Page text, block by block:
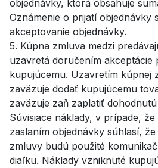
objednávky, ktorá obsahuje
Oznámenie o prijatí objednávky
akceptovanie objednávky.
5. Kúpna zmluva medzi
uzavretá doručením akceptácie
kupujúcemu. Uzavretím kúpnej
zaväzuje dodať kupujúcemu
zaväzuje zaň zaplatiť
Súvisiace náklady, v prípade,
zaslaním objednávky súhlasí,
zmluvy budú použité
diaľku. Náklady vzniknuté